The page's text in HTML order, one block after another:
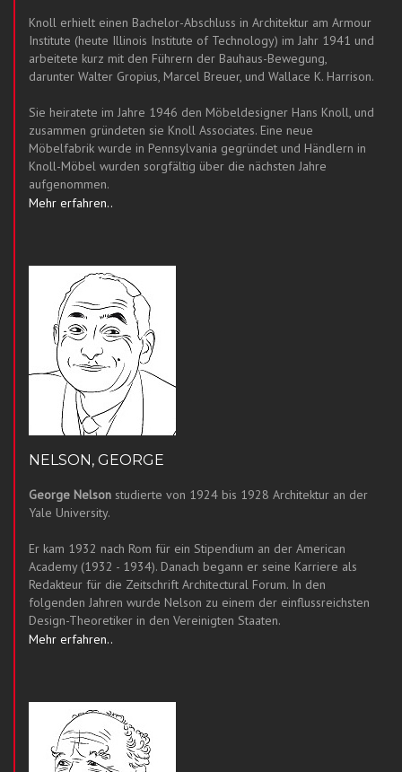
Knoll erhielt einen Bachelor-Abschluss in Architektur am Armour
Institute (heute Illinois Institute of Technology) im Jahr 1941 und
arbeitete kurz mit den Führern der Bauhaus-Bewegung,
darunter Walter Gropius, Marcel Breuer, und Wallace K. Harrison.
Sie heiratete im Jahre 1946 den Möbeldesigner Hans Knoll, und
zusammen gründeten sie Knoll Associates. Eine neue
Möbelfabrik wurde in Pennsylvania gegründet und Händlern in
Knoll-Möbel wurden sorgfältig über die nächsten Jahre
aufgenommen.
Mehr erfahren..
NELSON, GEORGE
George Nelson studierte von 1924 bis 1928 Architektur an der
Yale University.
Er kam 1932 nach Rom für ein Stipendium an der American
Academy (1932 - 1934). Danach begann er seine Karriere als
Redakteur für die Zeitschrift Architectural Forum. In den
folgenden Jahren wurde Nelson zu einem der einflussreichsten
Design-Theoretiker in den Vereinigten Staaten.
Mehr erfahren..